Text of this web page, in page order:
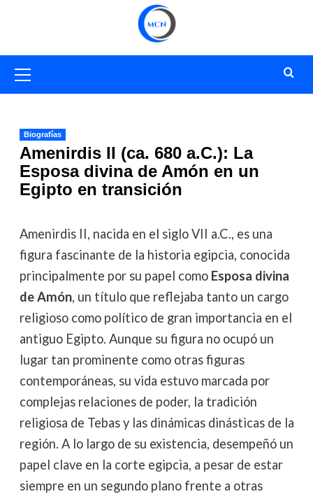
primario
Biografías
Amenirdis II (ca. 680 a.C.): La
Esposa divina de Amón en un
Egipto en transición
Amenirdis II, nacida en el siglo VII a.C., es una
figura fascinante de la historia egipcia, conocida
principalmente por su papel como Esposa divina
de Amón, un título que reflejaba tanto un cargo
religioso como político de gran importancia en el
antiguo Egipto. Aunque su figura no ocupó un
lugar tan prominente como otras figuras
contemporáneas, su vida estuvo marcada por
complejas relaciones de poder, la tradición
religiosa de Tebas y las dinámicas dinásticas de la
región. A lo largo de su existencia, desempeñó un
papel clave en la corte egipcia, a pesar de estar
siempre en un segundo plano frente a otras